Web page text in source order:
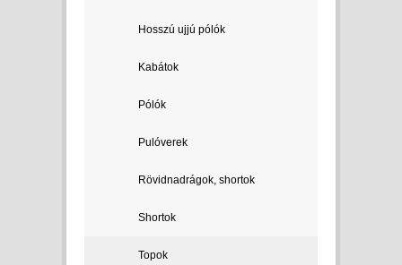
Hosszú ujjú pólók
Kabátok
Pólók
Pulóverek
Rövidnadrágok, shortok
Shortok
Topok